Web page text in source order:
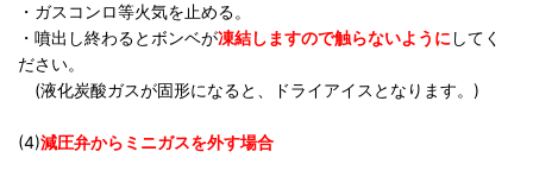
・ガスコンロ等火気を止める。
・噴出し終わるとボンベが凍結しますので触らないように してく
ださい。
(液化炭酸ガスが固形になると、ドライアイスとなります。)
(4)減圧弁からミニガスを外す場合